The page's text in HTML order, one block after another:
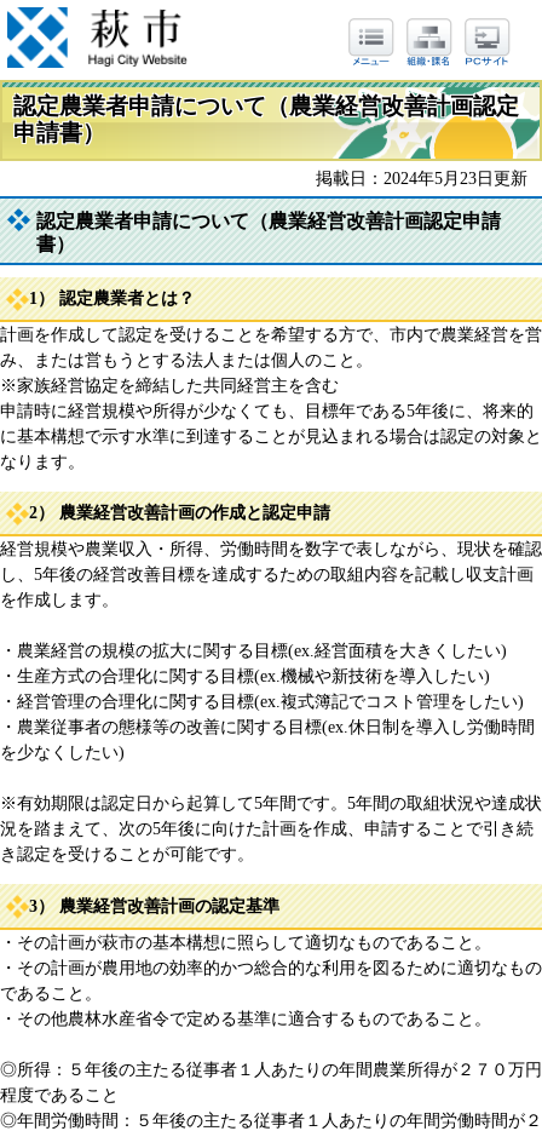
認定農業者申請について（農業経営改善計画認定
申請書）
掲載日：2024年5月23日更新
認定農業者申請について（農業経営改善計画認定申請
書）
1） 認定農業者とは？
計画を作成して認定を受けることを希望する方で、市内で農業経営を営
み、または営もうとする法人または個人のこと。
※家族経営協定を締結した共同経営主を含む
申請時に経営規模や所得が少なくても、目標年である5年後に、将来的
に基本構想で示す水準に到達することが見込まれる場合は認定の対象と
なります。
2） 農業経営改善計画の作成と認定申請
経営規模や農業収入・所得、労働時間を数字で表しながら、現状を確認
し、5年後の経営改善目標を達成するための取組内容を記載し収支計画
を作成します。
・農業経営の規模の拡大に関する目標(ex.経営面積を大きくしたい)
・生産方式の合理化に関する目標(ex.機械や新技術を導入したい)
・経営管理の合理化に関する目標(ex.複式簿記でコスト管理をしたい)
・農業従事者の態様等の改善に関する目標(ex.休日制を導入し労働時間
を少なくしたい)
※有効期限は認定日から起算して5年間です。5年間の取組状況や達成状
況を踏まえて、次の5年後に向けた計画を作成、申請することで引き続
き認定を受けることが可能です。
3） 農業経営改善計画の認定基準
・その計画が萩市の基本構想に照らして適切なものであること。
・その計画が農用地の効率的かつ総合的な利用を図るために適切なもの
であること。
・その他農林水産省令で定める基準に適合するものであること。
◎所得：５年後の主たる従事者１人あたりの年間農業所得が２７０万円
程度であること
◎年間労働時間：５年後の主たる従事者１人あたりの年間労働時間が２